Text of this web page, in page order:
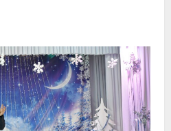
2026
правила
безопасности!